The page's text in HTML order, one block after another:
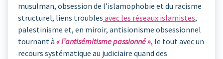
musulman, obsession de l’islamophobie et du racisme
structurel, liens troubles avec les réseaux islamistes,
palestinisme et, en miroir, antisionisme obsessionnel
tournant à « l’antisémitisme passionné », le tout avec un
recours systématique au judiciaire quand des